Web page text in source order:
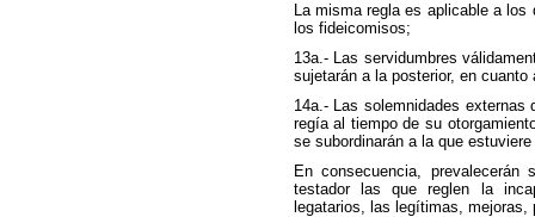
La misma regla es aplicable a
los fideicomisos;
13a.- Las servidumbres
sujetarán a la posterior, en
14a.- Las solemnidades
regía al tiempo de su
se subordinarán a la que
En consecuencia,
testador las que reglen la
legatarios, las legítimas,